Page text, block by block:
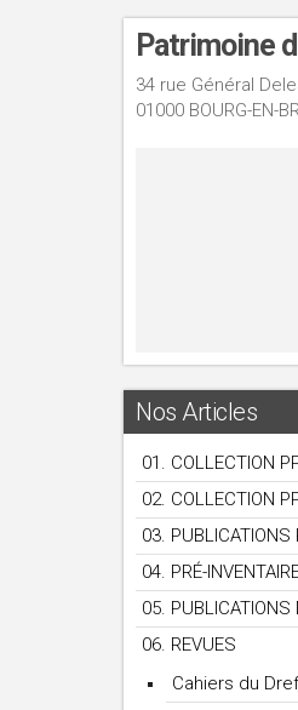
Patrimoine
34 rue Général
01000 BOURG-EN-
Nos Articles
01. COLLECTION
02. COLLECTION
03. PUBLICATIONS
04. PRÉ-
05. PUBLICATIONS
06. REVUES
Cahiers du